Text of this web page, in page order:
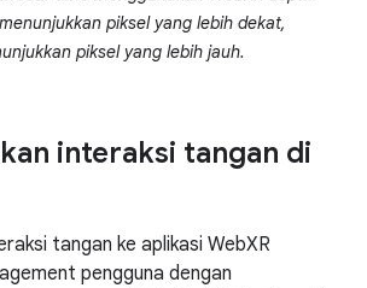
piksel yang lebih dekat,
piksel yang lebih jauh.
interaksi tangan di
tangan ke aplikasi WebXR
pengguna dengan